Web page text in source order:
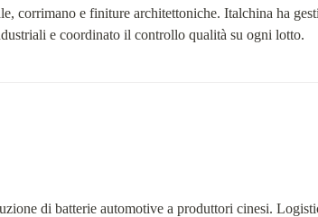
corrimano e finiture architettoniche. Italchina ha
e coordinato il controllo qualità su ogni lotto.
di batterie automotive a produttori cinesi.